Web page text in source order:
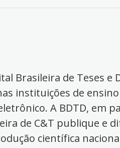
Brasileira de Teses e
instituições de
A BDTD, em
de C&T publique e
científica